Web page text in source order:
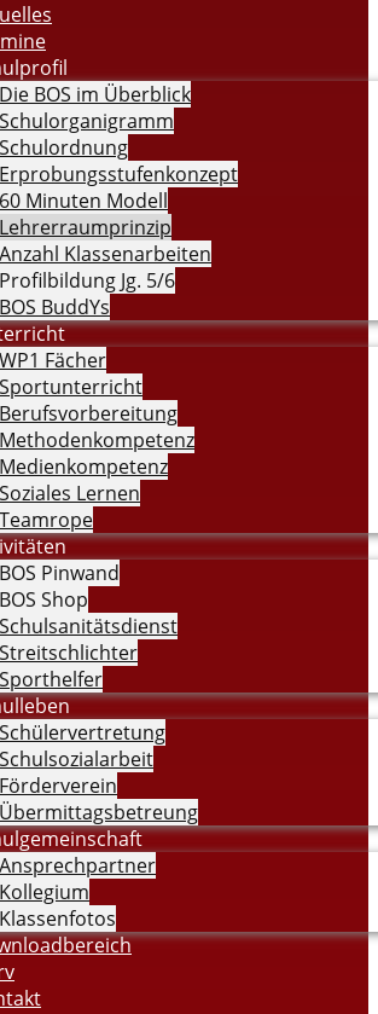
Die BOS im Überblick
Schulorganigramm
Schulordnung
Erprobungsstufenkonzept
60 Minuten Modell
Lehrerraumprinzip
Anzahl Klassenarbeiten
Profilbildung Jg. 5/6
BOS BuddYs
WP1 Fächer
Sportunterricht
Berufsvorbereitung
Methodenkompetenz
Medienkompetenz
Soziales Lernen
Teamrope
BOS Pinwand
BOS Shop
Schulsanitätsdienst
Streitschlichter
Sporthelfer
Schülervertretung
Schulsozialarbeit
Förderverein
Übermittagsbetreung
Ansprechpartner
Kollegium
Klassenfotos